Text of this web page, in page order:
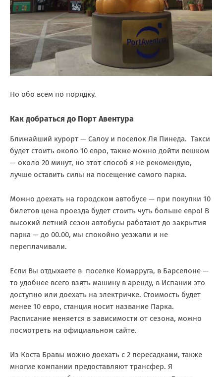
Но обо всем по порядку.
Как добраться до Порт Авентура
Ближайший курорт — Салоу и поселок Ля Пинеда. Такси
будет стоить около 10 евро, также можно дойти пешком
— около 20 минут, но этот способ я не рекомендую,
лучше оставить силы на посещение самого парка.
Можно доехать на городском автобусе — при покупки 10
билетов цена проезда будет стоить чуть больше евро! В
высокий летний сезон автобусы работают до закрытия
парка — до 00.00, мы спокойно уезжали и не
переплачивали.
Если Вы отдыхаете в поселке Комарруга, в Барселоне —
то удобнее всего взять машину в аренду, в Испании это
доступно или доехать на электричке. Стоимость будет
менее 10 евро, станция носит название Парка.
Расписание меняется в зависимости от сезона, можно
посмотреть на официальном сайте.
Из Коста Бравы можно доехать с 2 пересадками, также
многие компании предоставляют трансфер. Я